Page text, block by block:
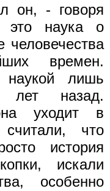
он, - говоря
это наука о
человечества
времен.
лишь
лет назад.
уходит в
что
история
искали
особенно